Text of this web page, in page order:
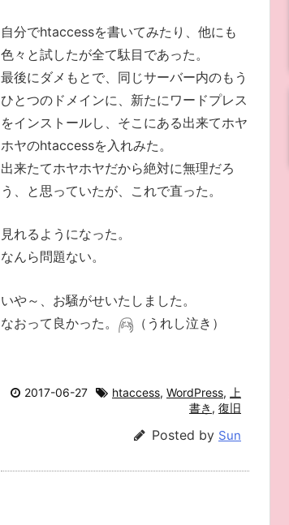
自分でhtaccessを書いてみたり、他にも
色々と試したが全て駄目であった。
最後にダメもとで、同じサーバー内のもう
ひとつのドメインに、新たにワードプレス
をインストールし、そこにある出来てホヤ
ホヤのhtaccessを入れみた。
出来たてホヤホヤだから絶対に無理だろ
う、と思っていたが、これで直った。
見れるようになった。
なんら問題ない。
いや～、お騒がせいたしました。
なおって良かった。
（うれし泣き）
2017-06-27 htaccess, WordPress,
上
書き , 復旧
Posted by Sun